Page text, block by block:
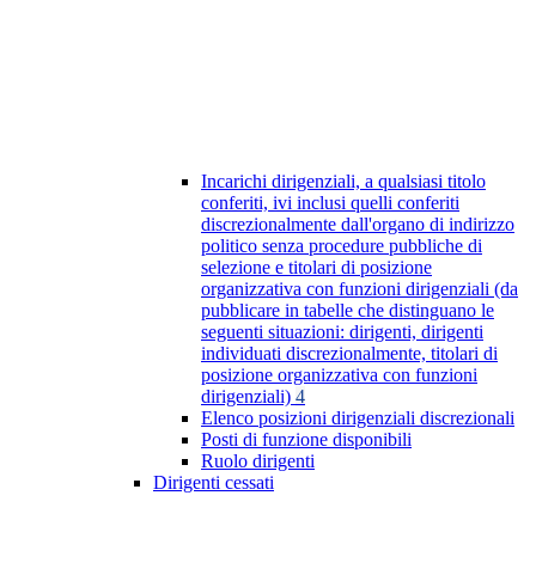
Incarichi dirigenziali, a qualsiasi titolo
conferiti, ivi inclusi quelli conferiti
discrezionalmente dall'organo di indirizzo
politico senza procedure pubbliche di
selezione e titolari di posizione
organizzativa con funzioni dirigenziali (da
pubblicare in tabelle che distinguano le
seguenti situazioni: dirigenti, dirigenti
individuati discrezionalmente, titolari di
posizione organizzativa con funzioni
dirigenziali) 4
Elenco posizioni dirigenziali discrezionali
Posti di funzione disponibili
Ruolo dirigenti
Dirigenti cessati